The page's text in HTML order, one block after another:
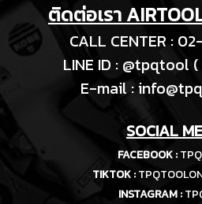
ติดต่อเรา
CALL CENTER :
LINE ID : @tpqtool
E-mail :
SOCIAL
FACEBOOK :
TIKTOK :
INSTAGRAM :